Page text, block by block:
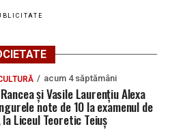
acum 4 săptămâni
și Vasile Laurențiu Alexa
note de 10 la examenul de
Liceul Teoretic Teiuș